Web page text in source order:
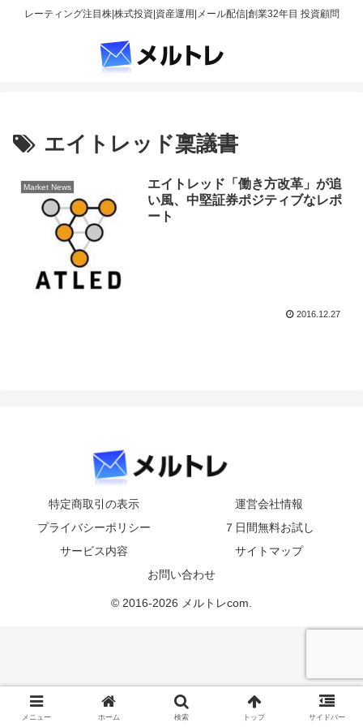
レーティング注目株|株式投資|資産運用|メール配信|創業32年目 投資顧問
エイトレッド稟議書
Market News
エイトレッド「働き方改革」が追
い風、中堅証券ポジティブなレポ
ート
2016.12.27
特定商取引の表示
運営会社情報
プライバシーポリシー
７日間無料お試し
サービス内容
サイトマップ
お問い合わせ
© 2016-2026 メルトレcom.
メニュー ホーム 検索 トップ サイドバー